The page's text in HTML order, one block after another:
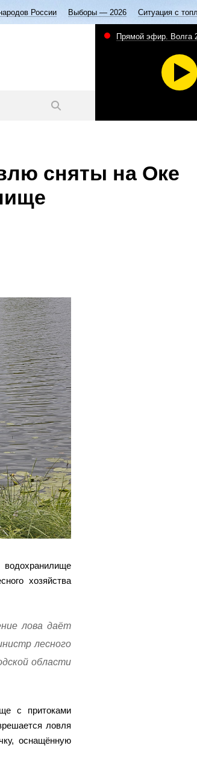
России Выборы — 2026 Ситуация с
Прямой эфир. Волга
сняты на Оке
хозяйства
лова даёт
лесного
области
с притоками
ловля
оснащённую